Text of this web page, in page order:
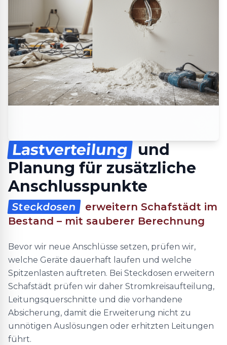
Lastverteilung
und
Planung für zusätzliche
Anschlusspunkte
Steckdosen
erweitern Schafstädt im
Bestand – mit sauberer Berechnung
Bevor wir neue Anschlüsse setzen, prüfen wir,
welche Geräte dauerhaft laufen und welche
Spitzenlasten auftreten. Bei Steckdosen erweitern
Schafstädt prüfen wir daher Stromkreisaufteilung,
Leitungsquerschnitte und die vorhandene
Absicherung, damit die Erweiterung nicht zu
unnötigen Auslösungen oder erhitzten Leitungen
führt.